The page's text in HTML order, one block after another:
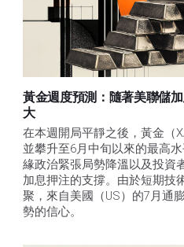
黃金週度預測：隨著美聯儲
大
在本週開局平靜之後，黃金（
並攀升至6月中旬以來的最高
緣政治緊張局勢降溫以及投資
加息押注的支撐。由於短期技
聚，來自美國（US）的7月通
勢的信心。